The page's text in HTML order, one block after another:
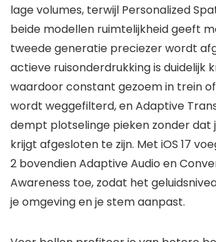
lage volumes, terwijl Personalized
beide modellen ruimtelijkheid geeft
tweede generatie preciezer wordt
actieve ruisonderdrukking is duidelijk
waardoor constant gezoem in trein
wordt weggefilterd, en Adaptive
dempt plotselinge pieken zonder dat
krijgt afgesloten te zijn. Met iOS 17
2 bovendien Adaptive Audio en
Awareness toe, zodat het
je omgeving en je stem aanpast.